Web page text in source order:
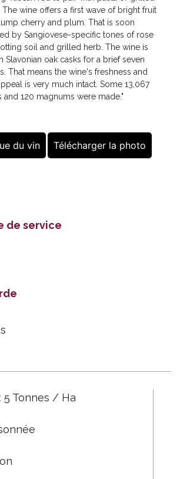
The wine offers a first wave of bright fruit
cherry and plum. That is soon
by Sangiovese-specific tones of rose
soil and grilled herb. The wine is
Slavonian oak casks for a brief seven
That means the wine's freshness and
is very much intact. Some 13,067
and 120 magnums were made."
du vin Télécharger la photo
de service
5 Tonnes / Ha